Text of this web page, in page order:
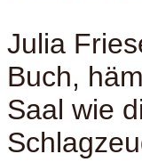
Julia
Buch,
Saal wie